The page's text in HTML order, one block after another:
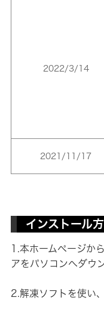
2022/3/14
2021/11/17
インストール
1.本ホームページか
アをパソコンへダウ
2.解凍ソフトを使い